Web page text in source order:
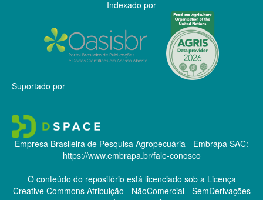
Indexado por
Suportado por
Empresa Brasileira de Pesquisa Agropecuária - Embrapa SAC:
https://www.embrapa.br/fale-conosco
O conteúdo do repositório está licenciado sob a Licença
Creative CommonsAtribuição - NãoComercial - SemDerivações